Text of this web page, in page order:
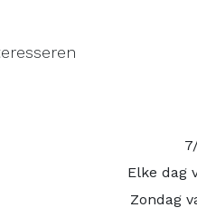
Elke dag
Zondag